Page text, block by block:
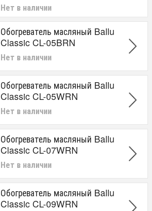
Нет в наличии
Обогреватель масляный Ballu
Classic CL-05BRN
Нет в наличии
Обогреватель масляный Ballu
Classic CL-05WRN
Нет в наличии
Обогреватель масляный Ballu
Classic CL-07WRN
Нет в наличии
Обогреватель масляный Ballu
Classic CL-09WRN